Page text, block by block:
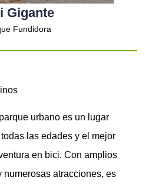
Gigante
Fundidora
urbano es un lugar
las edades y el mejor
en bici. Con amplios
numerosas atracciones, es